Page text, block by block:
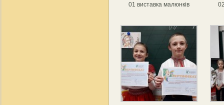
01 виставка малюнків